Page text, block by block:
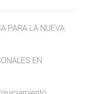
PARA LA NUEVA
EN